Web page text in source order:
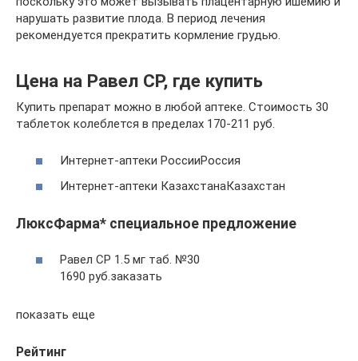
нарушать развитие плода. В период лечения
рекомендуется прекратить кормление грудью.
Цена на Равел СР, где купить
Купить препарат можно в любой аптеке. Стоимость 30
таблеток колеблется в пределах 170-211 руб.
Интернет-аптеки РоссииРоссия
Интернет-аптеки КазахстанаКазахстан
ЛюксФарма* специальное предложение
Равел СР 1.5 мг таб. №30
1690 руб.заказать
показать еще
Рейтинг